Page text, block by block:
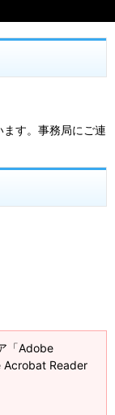
す。事務局にご連
「Adobe
Acrobat Reader